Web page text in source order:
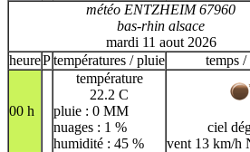
météo ENTZHEIM 67960
bas-rhin alsace
mardi 11 aout 2026
heurePtempératures / pluie temps /
00 h
température
22.2 C
pluie : 0 MM
nuages : 1 %
humidité : 45 %
ciel
vent 13 km/h